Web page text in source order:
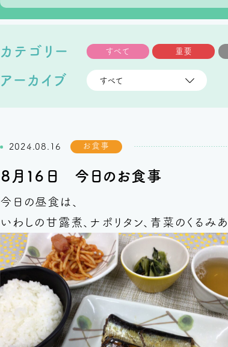
カテゴリー すべて 重要
アーカイブ
2024.08.16 お食事
８月１６日 今日のお食事
今日の昼食は、
いわしの甘露煮、ナポリタン、青菜のくるみあ